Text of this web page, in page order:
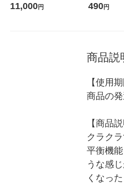
堂 おまけ付き
11,000円
コウォータ
490円
商品説
【使用期
商品の
【商品説
クラク
平衡機
うな感
くなっ